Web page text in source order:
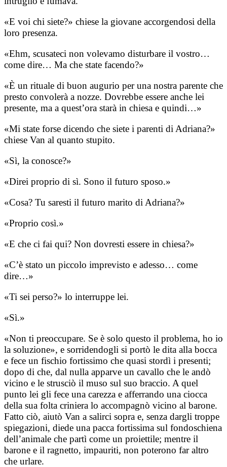
«E voi chi siete?» chiese la giovane accorgendosi della
loro presenza.
«Ehm, scusateci non volevamo disturbare il vostro…
come dire… Ma che state facendo?»
«È un rituale di buon augurio per una nostra parente che
presto convolerà a nozze. Dovrebbe essere anche lei
presente, ma a quest’ora starà in chiesa e quindi…»
«Mi state forse dicendo che siete i parenti di Adriana?»
chiese Van al quanto stupito.
«Sì, la conosce?»
«Direi proprio di sì. Sono il futuro sposo.»
«Cosa? Tu saresti il futuro marito di Adriana?»
«Proprio così.»
«E che ci fai qui? Non dovresti essere in chiesa?»
«C’è stato un piccolo imprevisto e adesso… come
dire…»
«Ti sei perso?» lo interruppe lei.
«Sì.»
«Non ti preoccupare. Se è solo questo il problema, ho io
la soluzione», e sorridendogli si portò le dita alla bocca
e fece un fischio fortissimo che quasi stordì i presenti;
dopo di che, dal nulla apparve un cavallo che le andò
vicino e le strusciò il muso sul suo braccio. A quel
punto lei gli fece una carezza e afferrando una ciocca
della sua folta criniera lo accompagnò vicino al barone.
Fatto ciò, aiutò Van a salirci sopra e, senza dargli troppe
spiegazioni, diede una pacca fortissima sul fondoschiena
dell’animale che partì come un proiettile; mentre il
barone e il ragnetto, impauriti, non poterono far altro
che urlare.